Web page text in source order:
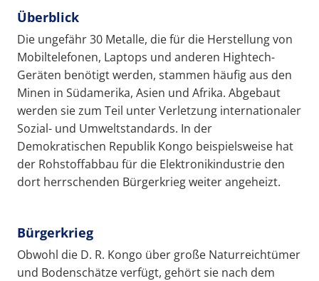
Überblick
Die ungefähr 30 Metalle, die für die Herstellung von
Mobiltelefonen, Laptops und anderen Hightech-
Geräten benötigt werden, stammen häufig aus den
Minen in Südamerika, Asien und Afrika. Abgebaut
werden sie zum Teil unter Verletzung internationaler
Sozial- und Umweltstandards. In der
Demokratischen Republik Kongo beispielsweise hat
der Rohstoffabbau für die Elektronikindustrie den
dort herrschenden Bürgerkrieg weiter angeheizt.
Bürgerkrieg
Obwohl die D. R. Kongo über große Naturreichtümer
und Bodenschätze verfügt, gehört sie nach dem